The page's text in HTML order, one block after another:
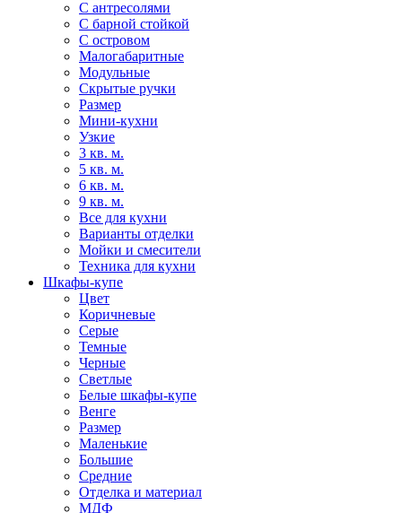
С антресолями
С барной стойкой
С островом
Малогабаритные
Модульные
Скрытые ручки
Размер
Мини-кухни
Узкие
3 кв. м.
5 кв. м.
6 кв. м.
9 кв. м.
Все для кухни
Варианты отделки
Мойки и смесители
Техника для кухни
Шкафы-купе
Цвет
Коричневые
Серые
Темные
Черные
Светлые
Белые шкафы-купе
Венге
Размер
Маленькие
Большие
Средние
Отделка и материал
МДФ